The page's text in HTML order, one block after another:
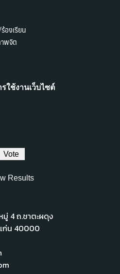
องเรียน
พจิต
ใช้งานเว็บไซต์
Results
4 ถ.ชาตะผดุง
แก่น 40000